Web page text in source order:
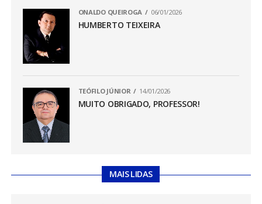
ONALDO QUEIROGA 06/01/2026
HUMBERTO TEIXEIRA
TEÓFILO JÚNIOR 14/01/2026
MUITO OBRIGADO, PROFESSOR!
MAIS LIDAS